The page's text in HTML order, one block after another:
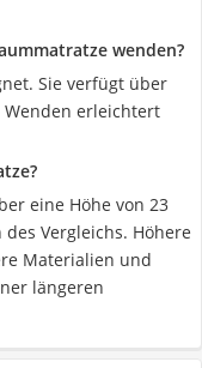
wenden?
Sie verfügt über
Wenden erleichtert
eine Höhe von 23
Vergleichs. Höhere
Materialien und
längeren